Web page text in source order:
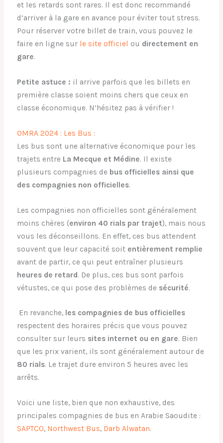
et les retards sont rares. Il est donc recommandé
d’arriver à la gare en avance pour éviter tout stress.
Pour réserver votre billet de train, vous pouvez le
faire en ligne sur le site officiel ou directement en
gare.
Petite astuce : il arrive parfois que les billets en
première classe soient moins chers que ceux en
classe économique. N’hésitez pas à vérifier !
OMRA 2024 : Les Bus :
Les bus sont une alternative économique pour les
trajets entre La Mecque et Médine. Il existe
plusieurs compagnies de bus officielles ainsi que
des compagnies non officielles.
Les compagnies non officielles sont généralement
moins chères (environ 40 rials par trajet), mais nous
vous les déconseillons. En effet, ces bus attendent
souvent que leur capacité soit entièrement remplie
avant de partir, ce qui peut entraîner plusieurs
heures de retard. De plus, ces bus sont parfois
vétustes, ce qui pose des problèmes de sécurité.
En revanche, les compagnies de bus officielles
respectent des horaires précis que vous pouvez
consulter sur leurs sites internet ou en gare. Bien
que les prix varient, ils sont généralement autour de
80 rials. Le trajet dure environ 5 heures avec les
arrêts.
Voici une liste, bien que non exhaustive, des
principales compagnies de bus en Arabie Saoudite :
SAPTCO, Northwest Bus, Darb Alwatan.